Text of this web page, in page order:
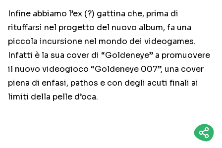
Infine abbiamo l’ex (?) gattina che, prima di
rituffarsi nel progetto del nuovo album, fa una
piccola incursione nel mondo dei videogames.
Infatti è la sua cover di “Goldeneye” a promuovere
il nuovo videogioco “Goldeneye 007”, una cover
piena di enfasi, pathos e con degli acuti finali ai
limiti della pelle d’oca.